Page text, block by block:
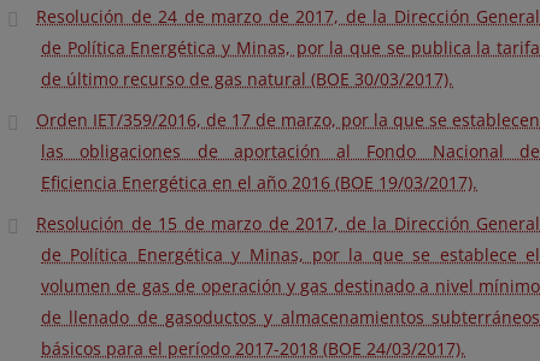
Resolución de 24 de marzo de 2017, de la Dirección General
de Política Energética y Minas, por la que se publica la tarifa
de último recurso de gas natural (BOE 30/03/2017).
Orden IET/359/2016, de 17 de marzo, por la que se establecen
las obligaciones de aportación al Fondo Nacional de
Eficiencia Energética en el año 2016 (BOE 19/03/2017).
Resolución de 15 de marzo de 2017, de la Dirección General
de Política Energética y Minas, por la que se establece el
volumen de gas de operación y gas destinado a nivel mínimo
de llenado de gasoductos y almacenamientos subterráneos
básicos para el período 2017-2018 (BOE 24/03/2017).